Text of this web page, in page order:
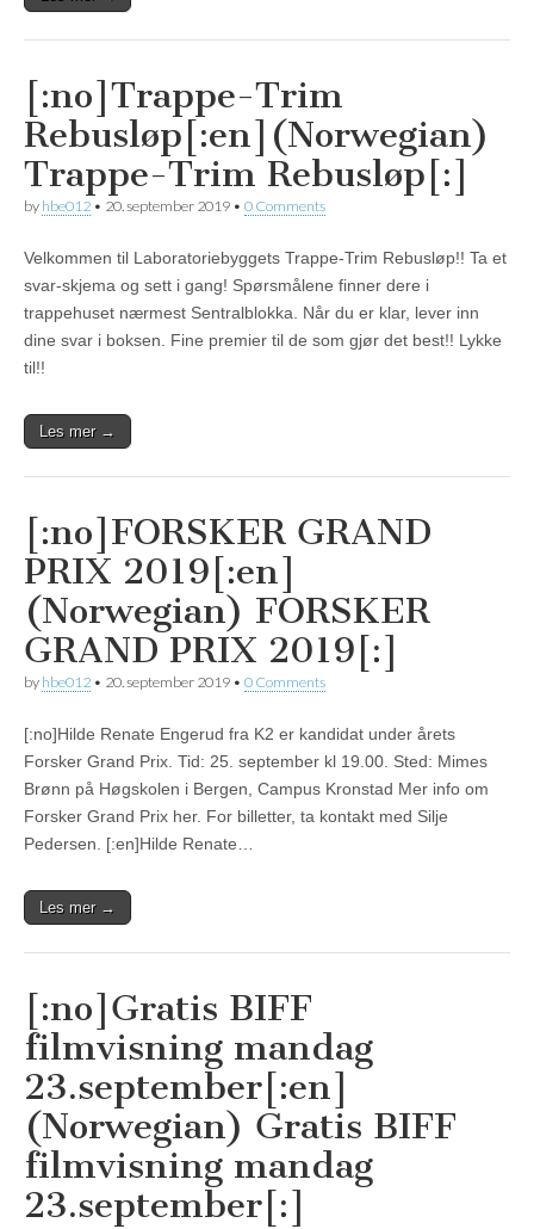
[:no]Trappe-Trim
Rebusløp[:en](Norwegian)
Trappe-Trim Rebusløp[:]
by hbe012 • 20. september 2019 • 0 Comments
Velkommen til Laboratoriebyggets Trappe-Trim Rebusløp!! Ta et
svar-skjema og sett i gang! Spørsmålene finner dere i
trappehuset nærmest Sentralblokka. Når du er klar, lever inn
dine svar i boksen. Fine premier til de som gjør det best!! Lykke
til!!
Les mer →
[:no]FORSKER GRAND
PRIX 2019[:en]
(Norwegian) FORSKER
GRAND PRIX 2019[:]
by hbe012 • 20. september 2019 • 0 Comments
[:no]Hilde Renate Engerud fra K2 er kandidat under årets
Forsker Grand Prix. Tid: 25. september kl 19.00. Sted: Mimes
Brønn på Høgskolen i Bergen, Campus Kronstad Mer info om
Forsker Grand Prix her. For billetter, ta kontakt med Silje
Pedersen. [:en]Hilde Renate…
Les mer →
[:no]Gratis BIFF
filmvisning mandag
23.september[:en]
(Norwegian) Gratis BIFF
filmvisning mandag
23.september[:]